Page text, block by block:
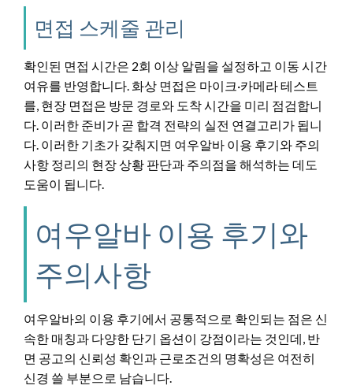
면접 스케줄 관리
확인된 면접 시간은 2회 이상 알림을 설정하고 이동 시간
여유를 반영합니다. 화상 면접은 마이크·카메라 테스트
를, 현장 면접은 방문 경로와 도착 시간을 미리 점검합니
다. 이러한 준비가 곧 합격 전략의 실전 연결고리가 됩니
다. 이러한 기초가 갖춰지면 여우알바 이용 후기와 주의
사항 정리의 현장 상황 판단과 주의점을 해석하는 데도
도움이 됩니다.
여우알바 이용 후기와
주의사항
여우알바의 이용 후기에서 공통적으로 확인되는 점은 신
속한 매칭과 다양한 단기 옵션이 강점이라는 것인데, 반
면 공고의 신뢰성 확인과 근로조건의 명확성은 여전히
신경 쓸 부분으로 남습니다.